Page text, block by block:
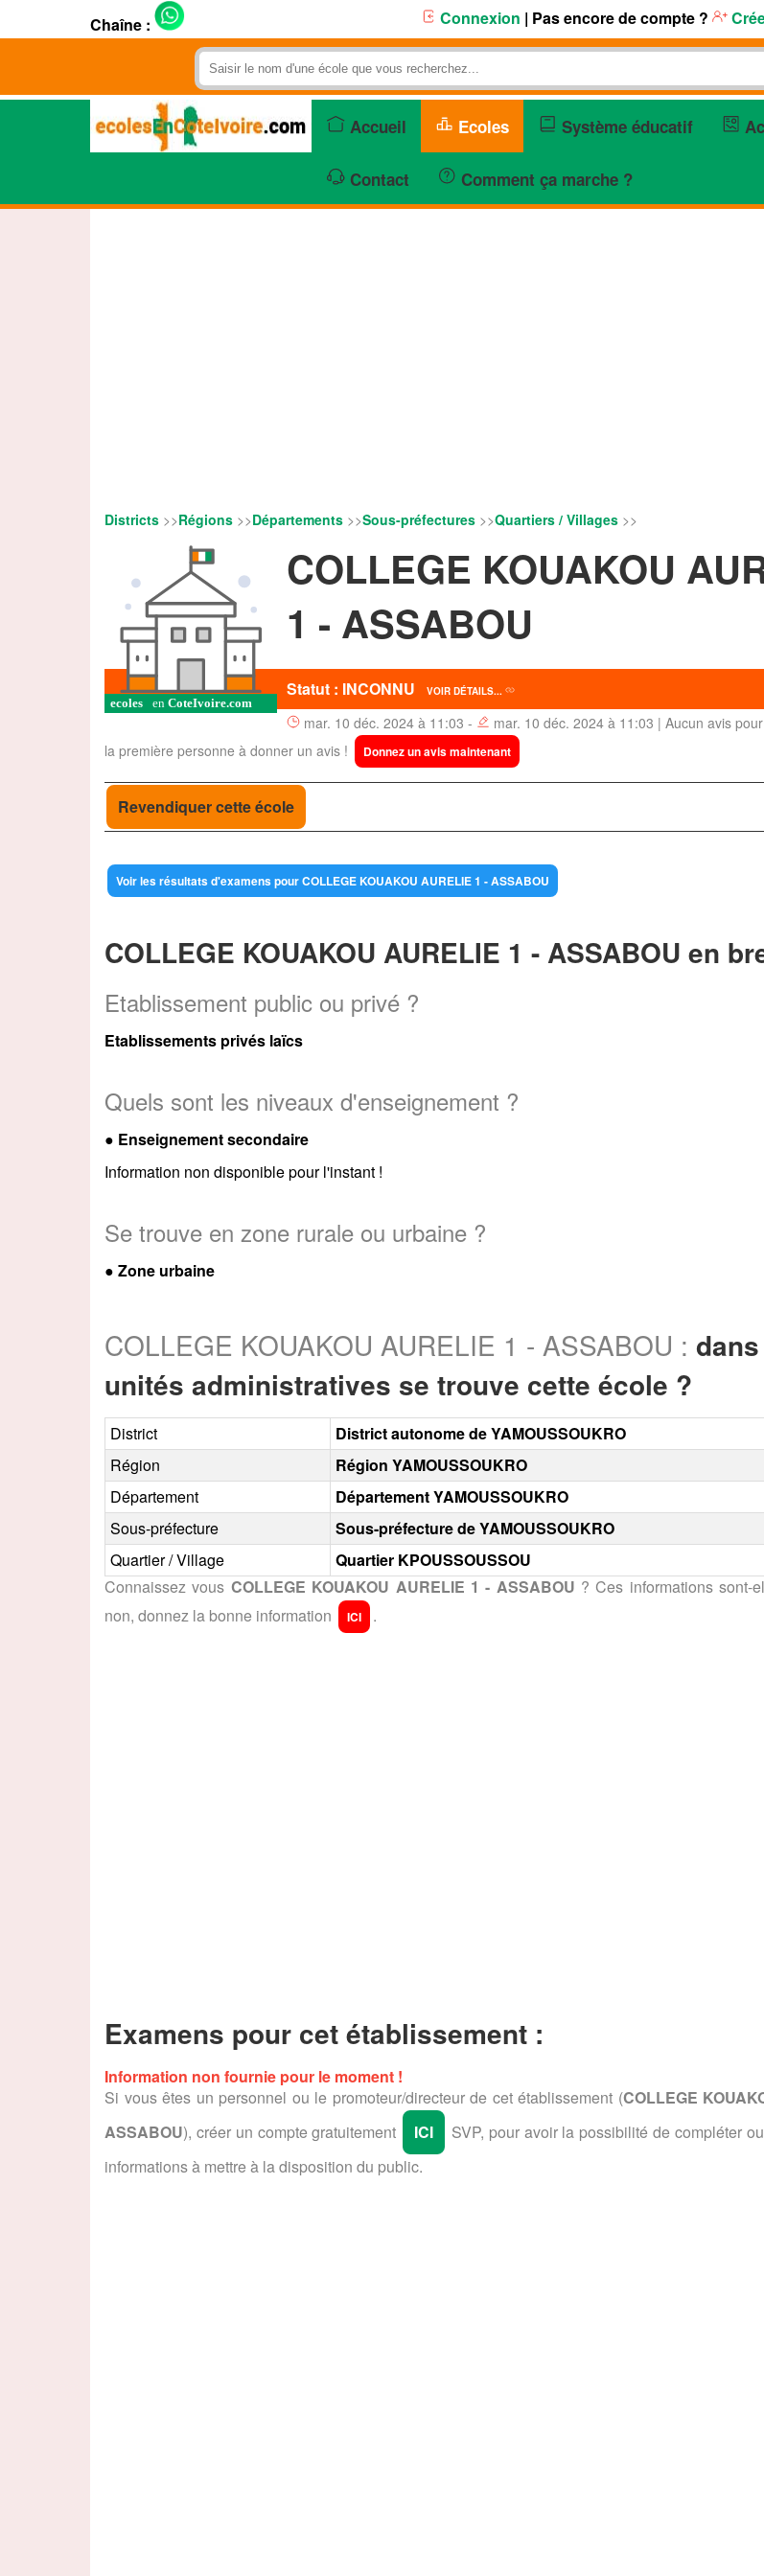
Chaîne : Connexion | Pas encore de compte ?
Accueil Ecoles Système éducatif
Contact Comment ça marche ?
Districts >>Régions >>Départements >>Sous-préfectures >>Quartiers / Villages >>
COLLEGE KOUAKOU
1 - ASSABOU
Statut : INCONNUVOIR DÉTAILS...
mar. 10 déc. 2024 à 11:03 -
mar. 10 déc. 2024 à 11:03 | Aucun avis
la première personne à donner un avis !
Donnez un avis maintenant
Revendiquer cette école
Voir les résultats d'examens pour COLLEGE KOUAKOU AURELIE 1 - ASSABOU
COLLEGE KOUAKOU AURELIE 1 - ASSABOU en
Etablissement public ou privé ?
Etablissements privés laïcs
Quels sont les niveaux d'enseignement ?
● Enseignement secondaire
Information non disponible pour l'instant !
Se trouve en zone rurale ou urbaine ?
● Zone urbaine
COLLEGE KOUAKOU AURELIE 1 - ASSABOU :
unités administratives se trouve cette école ?
District
District autonome de YAMOUSSOUKRO
Région
Région YAMOUSSOUKRO
Département
Département YAMOUSSOUKRO
Sous-préfecture
Sous-préfecture de YAMOUSSOUKRO
Quartier / Village
Quartier KPOUSSOUSSOU
Connaissez vous COLLEGE KOUAKOU AURELIE 1 - ASSABOU ? Ces informations sont-
non, donnez la bonne information
ICI .
Examens pour cet établissement :
Information non fournie pour le moment !
Si vous êtes un personnel ou le promoteur/directeur de cet établissement (COLLEGE
ASSABOU), créer un compte gratuitement ICI
SVP, pour avoir la possibilité de compléter
informations à mettre à la disposition du public.